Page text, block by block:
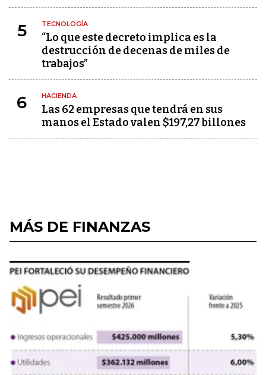
5 TECNOLOGÍA
“Lo que este decreto implica es la
destrucción de decenas de miles de
trabajos”
6 HACIENDA
Las 62 empresas que tendrá en sus
manos el Estado valen $197,27 billones
MÁS DE FINANZAS